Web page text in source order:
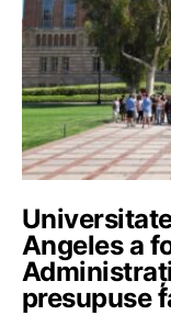
Angeles a
presupuse